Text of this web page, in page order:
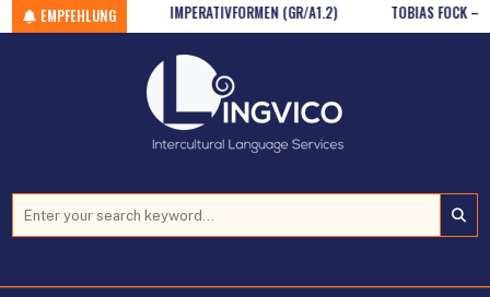
Skip to content
EMPFEHLUNG
(GR / A1) IMPERATIVFORMEN (GR/A1.2) TOBIAS FOCK –